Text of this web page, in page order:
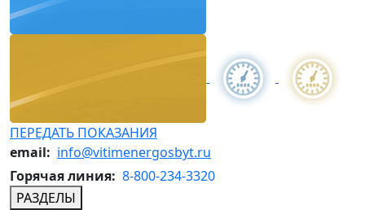
ПЕРЕДАТЬ ПОКАЗАНИЯ
email: info@vitimenergosbyt.ru
Горячая линия: 8-800-234-3320
РАЗДЕЛЫ